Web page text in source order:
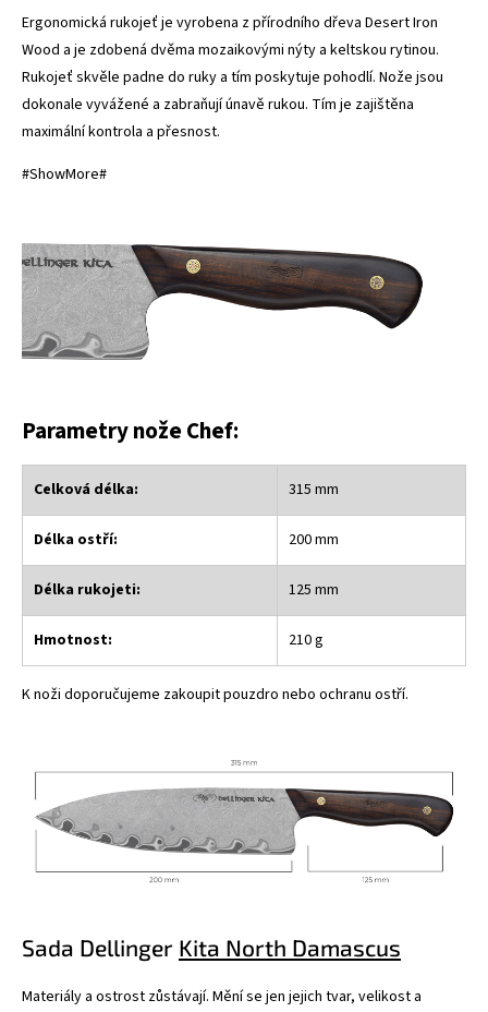
Ergonomická rukojeť je vyrobena z přírodního dřeva Desert Iron
Wood a je zdobená dvěma mozaikovými nýty a keltskou rytinou.
Rukojeť skvěle padne do ruky a tím poskytuje pohodlí. Nože jsou
dokonale vyvážené a zabraňují únavě rukou. Tím je zajištěna
maximální kontrola a přesnost.
#ShowMore#
Parametry nože Chef:
Celková délka: 315 mm
Délka ostří: 200 mm
Délka rukojeti: 125 mm
Hmotnost: 210 g
K noži doporučujeme zakoupitpouzdro nebo ochranu ostří.
Sada Dellinger Kita North Damascus
Materiály a ostrost zůstávají. Mění se jen jejich tvar, velikost a